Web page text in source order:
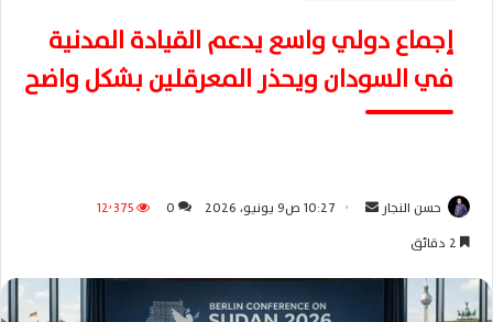
إجماع دولي واسع يدعم القيادة المدنية
في السودان ويحذر المعرقلين بشكل واضح
حسن النجار 10:27 ص9 يونيو، 2026 0
12٬375